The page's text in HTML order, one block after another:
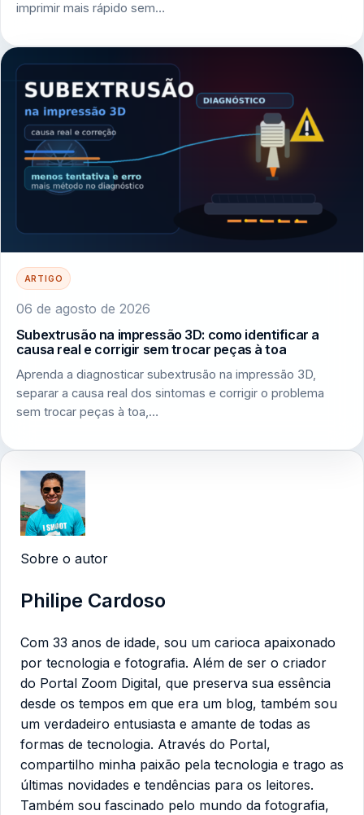
imprimir mais rápido sem…
ARTIGO
06 de agosto de 2026
Subextrusão na impressão 3D: como identificar a
causa real e corrigir sem trocar peças à toa
Aprenda a diagnosticar subextrusão na impressão 3D,
separar a causa real dos sintomas e corrigir o problema
sem trocar peças à toa,…
Sobre o autor
Philipe Cardoso
Com 33 anos de idade, sou um carioca apaixonado
por tecnologia e fotografia. Além de ser o criador
do Portal Zoom Digital, que preserva sua essência
desde os tempos em que era um blog, também sou
um verdadeiro entusiasta e amante de todas as
formas de tecnologia. Através do Portal,
compartilho minha paixão pela tecnologia e trago as
últimas novidades e tendências para os leitores.
Também sou fascinado pelo mundo da fotografia,